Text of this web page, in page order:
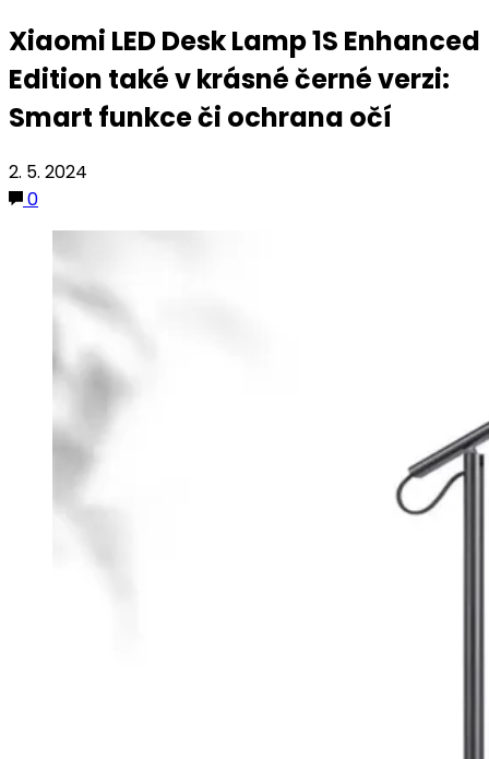
Xiaomi LED Desk Lamp 1S Enhanced
Edition také v krásné černé verzi:
Smart funkce či ochrana očí
2. 5. 2024
0